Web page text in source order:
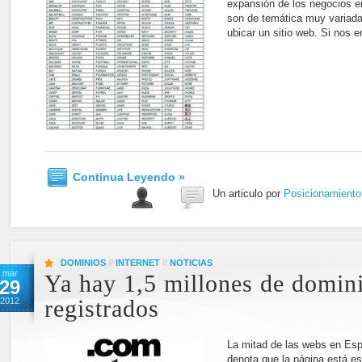
expansión de los negocios
son de temática muy
ubicar un sitio web. Si nos
Continua Leyendo »
Un articulo por
mar
29
2012
DOMINIOS // INTERNET // NOTICIAS
Ya hay 1,5 millones de
registrados
La mitad de las webs en
denota que la página está